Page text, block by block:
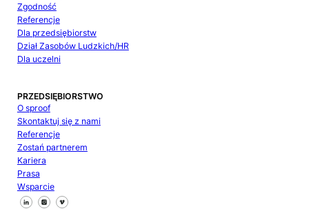
Zgodność
Referencje
Dla przedsiębiorstw
Dział Zasobów Ludzkich/HR
Dla uczelni
PRZEDSIĘBIORSTWO
O sproof
Skontaktuj się z nami
Referencje
Zostań partnerem
Kariera
Prasa
Wsparcie
Śledź nas na Facebooku
Śledź nas na X
Śledź nas na LinkedIn